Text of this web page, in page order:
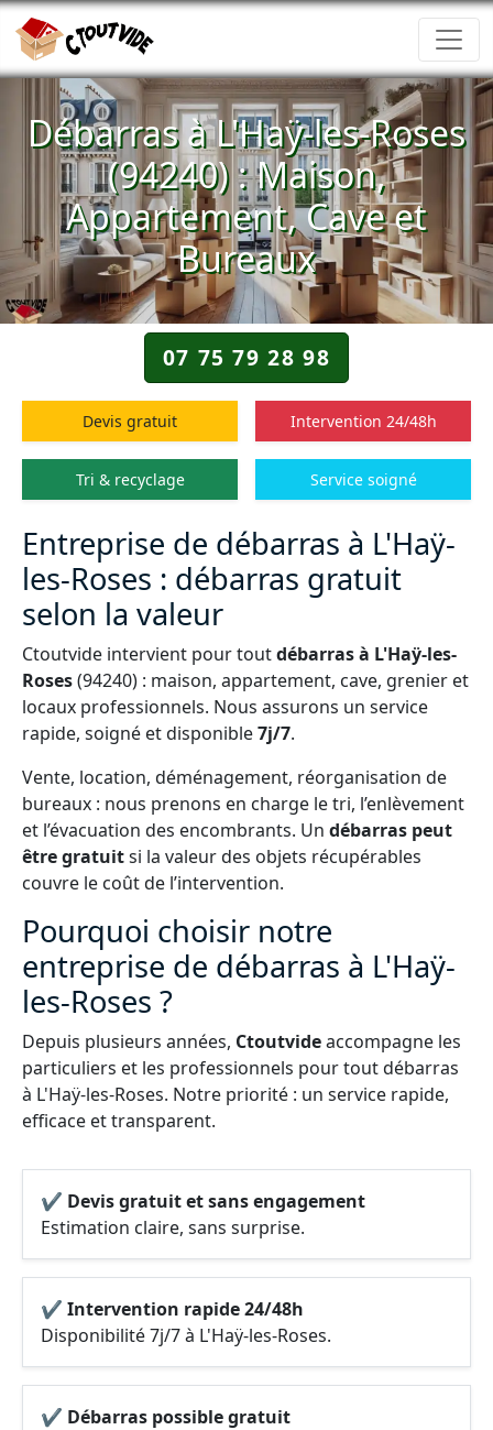
Débarras à L'Haÿ-les-Roses
(94240) : Maison,
Appartement, Cave et
Bureaux
07 75 79 28 98
Devis gratuit Intervention 24/48h
Tri & recyclage Service soigné
Entreprise de débarras à L'Haÿ-
les-Roses : débarras gratuit
selon la valeur
Ctoutvide intervient pour toutdébarras à L'Haÿ-les-
Roses(94240) : maison, appartement, cave, grenier et
locaux professionnels. Nous assurons un service
rapide, soigné et disponible7j/7.
Vente, location, déménagement, réorganisation de
bureaux : nous prenons en charge le tri, l’enlèvement
et l’évacuation des encombrants. Un débarras peut
être gratuitsi la valeur des objets récupérables
couvre le coût de l’intervention.
Pourquoi choisir notre
entreprise de débarras à L'Haÿ-
les-Roses ?
Depuis plusieurs années, Ctoutvideaccompagne les
particuliers et les professionnels pour tout débarras
à L'Haÿ-les-Roses. Notre priorité : un service rapide,
efficace et transparent.
✔ Devis gratuit et sans engagement
Estimation claire, sans surprise.
✔ Intervention rapide 24/48h
Disponibilité 7j/7 à L'Haÿ-les-Roses.
✔ Débarras possible gratuit